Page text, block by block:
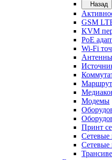
Назад
GSM
KVM
PoE
Wi-Fi
Антенны
Модемы
Принт
Сетевые
Сетевые